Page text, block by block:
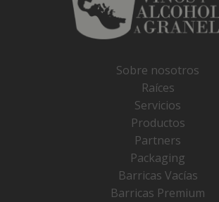
Sobre nosotros
Raíces
Servicios
Productos
Partners
Packaging
Barricas Vacías
Barricas Premium